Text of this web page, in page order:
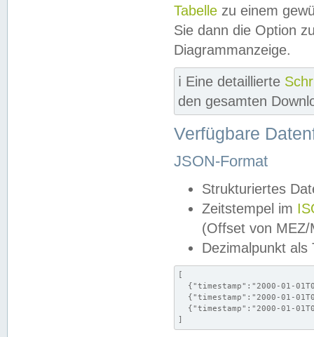
Tabelle zu einem
Sie dann die Option
Diagrammanzeige.
ℹ️ Eine detaillierte
den gesamten
Verfügbare
JSON-Format
Strukturiertes
Zeitstempel im
(Offset von MEZ/
Dezimalpunkt als
[
{"timestamp":"2000-01-
{"timestamp":"2000-01-
{"timestamp":"2000-01-
]